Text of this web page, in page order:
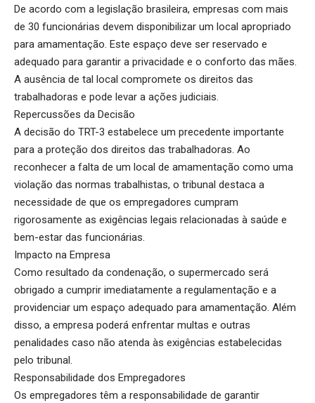
De acordo com a legislação brasileira, empresas com mais
de 30 funcionárias devem disponibilizar um local apropriado
para amamentação. Este espaço deve ser reservado e
adequado para garantir a privacidade e o conforto das mães.
A ausência de tal local compromete os direitos das
trabalhadoras e pode levar a ações judiciais.
Repercussões da Decisão
A decisão do TRT-3 estabelece um precedente importante
para a proteção dos direitos das trabalhadoras. Ao
reconhecer a falta de um local de amamentação como uma
violação das normas trabalhistas, o tribunal destaca a
necessidade de que os empregadores cumpram
rigorosamente as exigências legais relacionadas à saúde e
bem-estar das funcionárias.
Impacto na Empresa
Como resultado da condenação, o supermercado será
obrigado a cumprir imediatamente a regulamentação e a
providenciar um espaço adequado para amamentação. Além
disso, a empresa poderá enfrentar multas e outras
penalidades caso não atenda às exigências estabelecidas
pelo tribunal.
Responsabilidade dos Empregadores
Os empregadores têm a responsabilidade de garantir